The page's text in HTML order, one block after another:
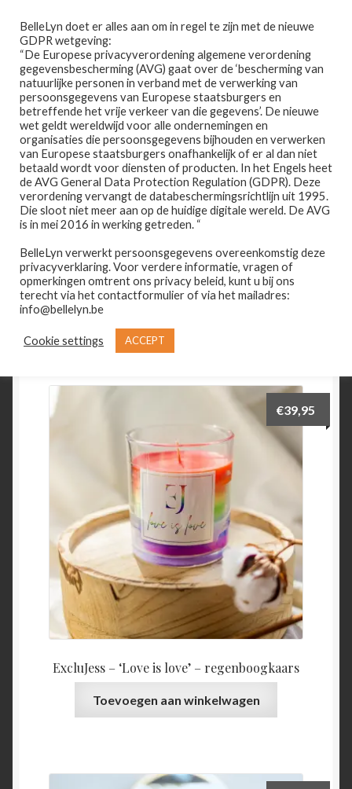
door
naar
navigatie
naar
de
inhoud
Menu
Home
Afspraak maken
Prijslijst
Winkel
Contact
Wie is Belle-Lyn ?
Home PRODUCTEN GETAGGED “EDELSTENEN”
edelstenen
Resultaat 1–12 van de 50 resultaten wordt getoond
2 3
ExcluJess – ‘Love is love’ – regenboogkaars
€39,95
Toevoegen aan winkelwagen
BelleLyn doet er alles aan om in regel te zijn met de nieuwe
GDPR wetgeving:
“De Europese privacyverordening algemene verordening
gegevensbescherming (AVG) gaat over de ‘bescherming van
natuurlijke personen in verband met de verwerking van
persoonsgegevens van Europese staatsburgers en
betreffende het vrije verkeer van die gegevens’. De nieuwe
wet geldt wereldwijd voor alle ondernemingen en
organisaties die persoonsgegevens bijhouden en verwerken
van Europese staatsburgers onafhankelijk of er al dan niet
betaald wordt voor diensten of producten. In het Engels heet
de AVG General Data Protection Regulation (GDPR). Deze
verordening vervangt de databeschermingsrichtlijn uit 1995.
Die sloot niet meer aan op de huidige digitale wereld. De AVG
is in mei 2016 in werking getreden. “
BelleLyn verwerkt persoonsgegevens overeenkomstig deze
privacyverklaring. Voor verdere informatie, vragen of
opmerkingen omtrent ons privacy beleid, kunt u bij ons
terecht via het contactformulier of via het mailadres:
info@bellelyn.be
Cookie settings ACCEPT